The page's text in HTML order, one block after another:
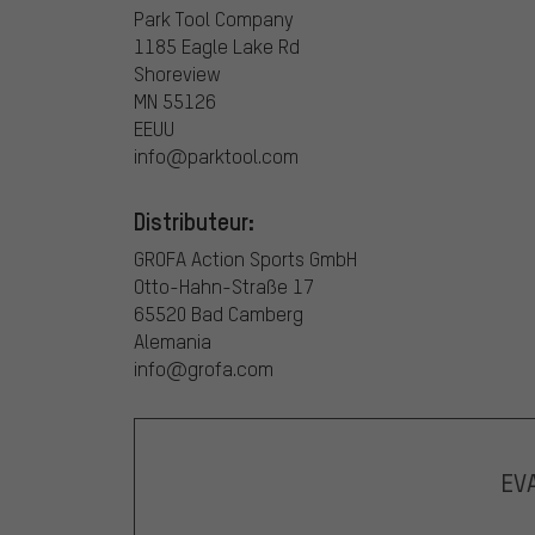
Park Tool Company
1185 Eagle Lake Rd
Shoreview
MN 55126
EEUU
info@parktool.com
Distributeur:
GROFA Action Sports GmbH
Otto-Hahn-Straße 17
65520 Bad Camberg
Alemania
info@grofa.com